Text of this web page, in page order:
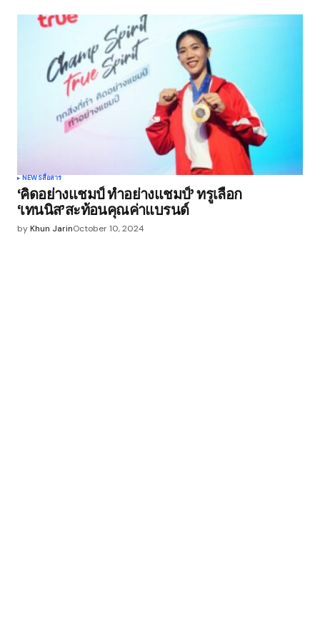
NEWSสื่อสาร
‘คิดอย่างแชมป์ ทำอย่างแชมป์’ ทรูเลือก
‘เทนนิส’สะท้อนคุณค่าแบรนด์
byKhun JarinOctober 10, 2024